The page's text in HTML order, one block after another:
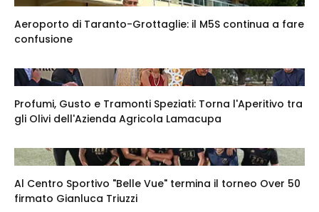
Aeroporto di Taranto-Grottaglie: il M5S continua a fare
confusione
Profumi, Gusto e Tramonti Speziati: Torna l'Aperitivo tra
gli Olivi dell'Azienda Agricola Lamacupa
Al Centro Sportivo "Belle Vue" termina il torneo Over 50
firmato Gianluca Triuzzi